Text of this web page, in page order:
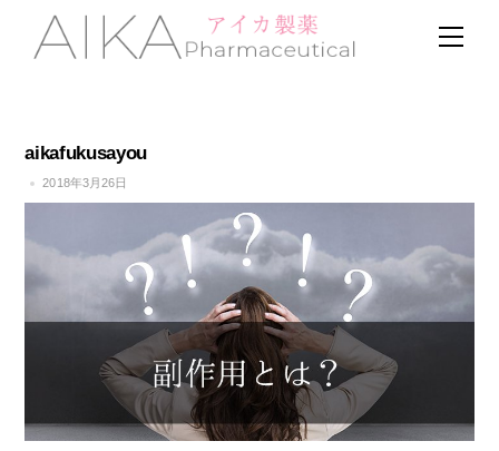
content
aikafukusayou
2018年3月26日